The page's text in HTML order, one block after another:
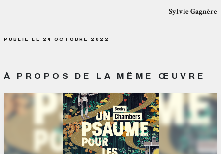
Sylvie Gagnère
PUBLIÉ LE 24 OCTOBRE 2022
À PROPOS DE LA MÊME ŒUVRE